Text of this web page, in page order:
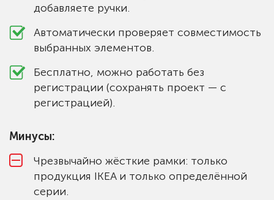
добавляете ручки.
Автоматически проверяет совместимость
выбранных элементов.
Бесплатно, можно работать без
регистрации (сохранять проект — с
регистрацией).
Минусы:
Чрезвычайно жёсткие рамки: только
продукция IKEA и только определённой
серии.